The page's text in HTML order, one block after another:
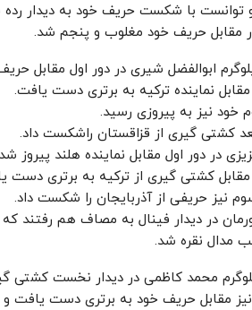
توانست با شکست حریف خود به دیدار رده
مقابل حریف خود مغلوب و پنجم شد.
نماینده ترکیه به برتری دست یافت.
نیز به پیروزی رسید.
کشتی گیری از قزاقستان راشکست داد.
در دور اول مقابل نماینده هلند پیروز
کشتی گیری از ترکیه به برتری دست
نیز حریفی از آذربایجان را شکست داد.
در دیدار فینال به مصاف هم رفتند
مدال نقره شد.
مقابل حریف خود به برتری دست یافت و